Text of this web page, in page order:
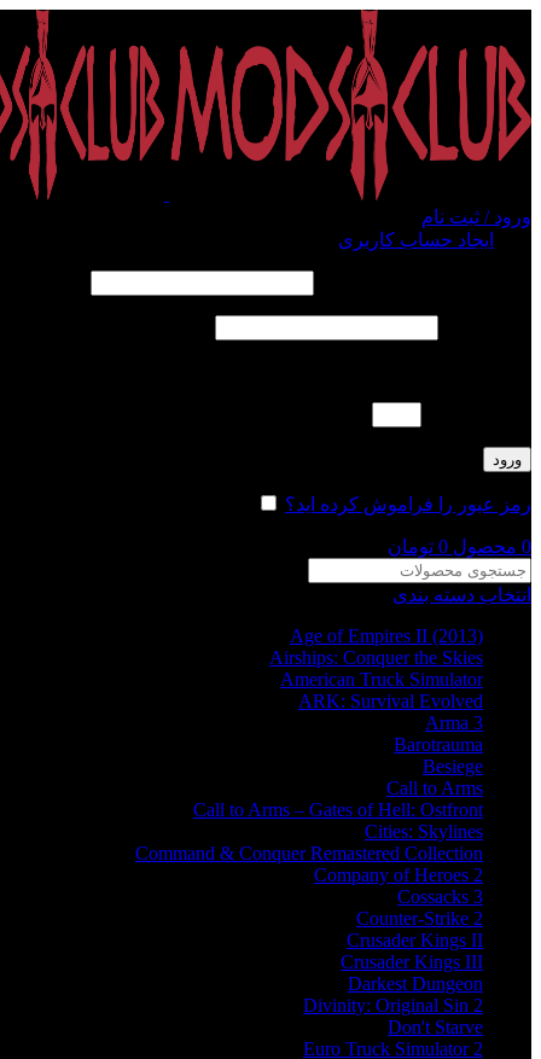
ورود / ثبت نام
ایجاد حساب کاربری
ورود
رمز عبور را فراموش کرده اید؟
0 محصول 0 تومان
انتخاب دسته بندی
Age of Empires II (2013)
Airships: Conquer the Skies
American Truck Simulator
ARK: Survival Evolved
Arma 3
Barotrauma
Besiege
Call to Arms
Call to Arms – Gates of Hell: Ostfront
Cities: Skylines
Command & Conquer Remastered Collection
Company of Heroes 2
Cossacks 3
Counter-Strike 2
Crusader Kings II
Crusader Kings III
Darkest Dungeon
Divinity: Original Sin 2
Don't Starve
Euro Truck Simulator 2